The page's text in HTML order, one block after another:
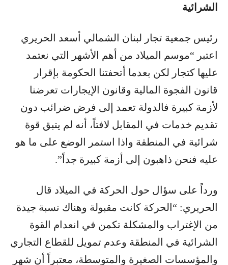
الشرائية
رئيس جمعية تجار لبنان الشمالي أسعد الحريري
اعتبر “موسم الميلاد من أهم الأشهر التي نعتمد
عليها كتجار لكن بعدما أتحفتنا الحكومة بإقرار
قانون الفجوة المالية وقانون الإيجارات تعرضنا
لأزمة كبيرة فالدولة تعمد إلى فرض ضرائب دون
تقديم خدمات في المقابل لافتاً، أنه لم يتبق قوة
شرائية في المنطقة واذا استمر الوضع على ما هو
عليه فنحن ذاهبون إلى أزمة كبيرة جداً”.
ورداً على سؤال حول الحركة في الميلاد قال
الحريري: “الحركة كانت مقبولة وهناك نسبة جيدة
من الإغتراب والمشكلة تكمن في انعدام القوة
الشرائية في المنطقة وعدم تمويل للقطاع التجاري
والمؤسسات الصغيرة والمتوسطة، معتبراً أن شهر